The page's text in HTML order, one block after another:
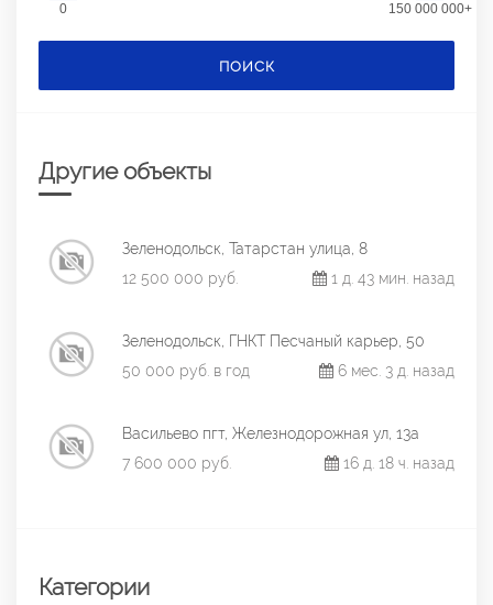
0 150 000 000+
ПОИСК
Другие объекты
Зеленодольск, Татарстан улица, 8
12 500 000 руб.
1 д. 43 мин. назад
Зеленодольск, ГНКТ Песчаный карьер, 50
50 000 руб. в год
6 мес. 3 д. назад
Васильево пгт, Железнодорожная ул, 13а
7 600 000 руб.
16 д. 18 ч. назад
Категории